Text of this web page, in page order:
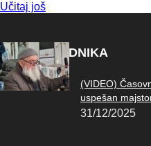
Učitaj još
IZBOR UREDNIKA
(VIDEO)
uspešan
31/12/2025